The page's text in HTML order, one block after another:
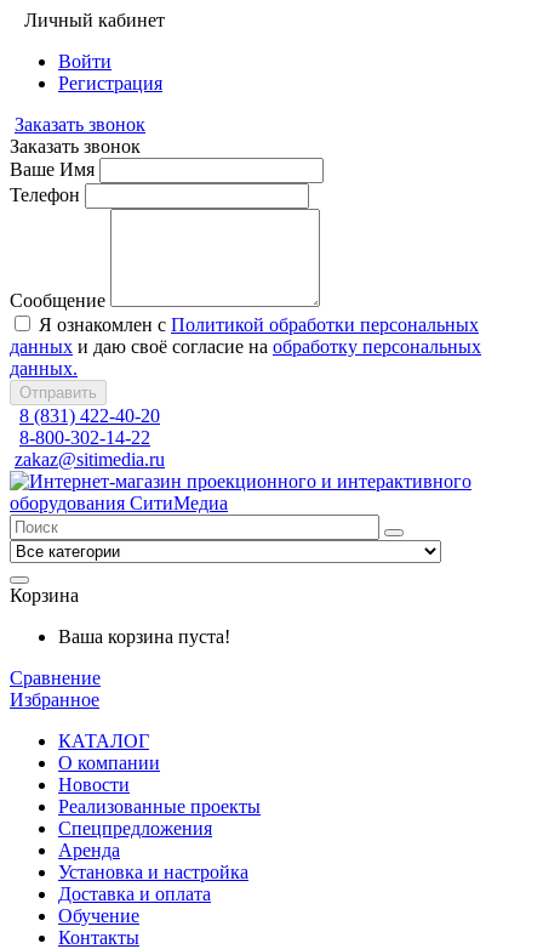
Личный кабинет
Войти
Регистрация
Заказать звонок
Заказать звонок
Ваше Имя
Телефон
Сообщение
Я ознакомлен с Политикой обработки персональных
данных и даю своё согласие на обработку персональных
данных.
Отправить
8 (831) 422-40-20
8-800-302-14-22
zakaz@sitimedia.ru
Корзина
Ваша корзина пуста!
Сравнение
Избранное
КАТАЛОГ
О компании
Новости
Реализованные проекты
Спецпредложения
Аренда
Установка и настройка
Доставка и оплата
Обучение
Контакты